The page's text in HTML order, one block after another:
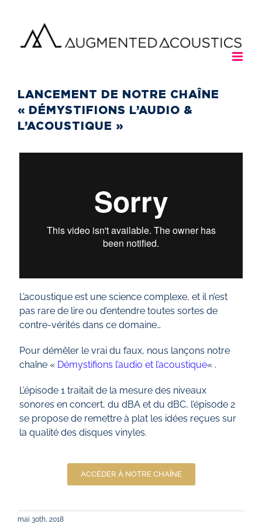
contenu
LANCEMENT DE NOTRE CHAÎNE
« DÉMYSTIFIONS L’AUDIO &
L’ACOUSTIQUE »
L’acoustique est une science complexe, et il n’est
pas rare de lire ou d’entendre toutes sortes de
contre-vérités dans ce domaine…
Pour démêler le vrai du faux, nous lançons notre
chaîne « Démystifions l’audio et l’acoustique« .
L’épisode 1 traitait de la mesure des niveaux
sonores en concert, du dBA et du dBC, l’épisode 2
se propose de remettre à plat les idées reçues sur
la qualité des disques vinyles.
ACCÉDER À NOTRE CHAÎNE
mai 30th, 2018